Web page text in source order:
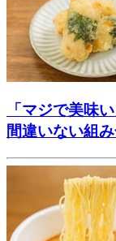
「マジで美味
間違いない組